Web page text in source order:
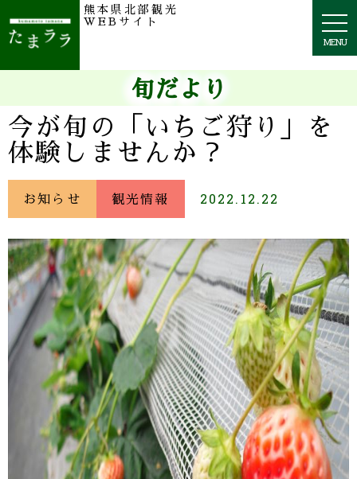
MENU
熊本県北部観光
WEBサイト
旬だより
今が旬の「いちご狩り」を
体験しませんか？
お知らせ 観光情報 2022.12.22